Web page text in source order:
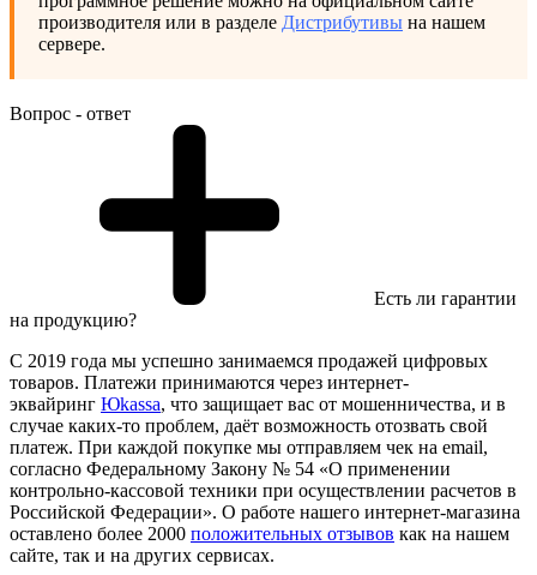
производителя или в разделе Дистрибутивы на нашем
сервере.
Вопрос - ответ
Есть ли гарантии
на продукцию?
С 2019 года мы успешно занимаемся продажей цифровых
товаров. Платежи принимаются через интернет-
эквайринг Юkassa, что защищает вас от мошенничества, и в
случае каких-то проблем, даёт возможность отозвать свой
платеж. При каждой покупке мы отправляем чек на email,
согласно Федеральному Закону № 54 «О применении
контрольно-кассовой техники при осуществлении расчетов в
Российской Федерации». О работе нашего интернет-магазина
оставлено более 2000 положительных отзывов как на нашем
сайте, так и на других сервисах.